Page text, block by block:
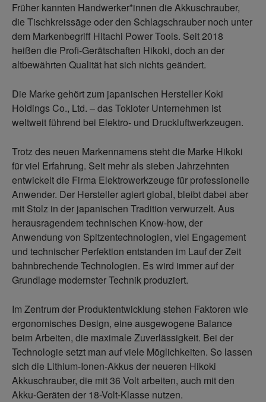
Früher kannten Handwerker*innen die Akkuschrauber,
die Tischkreissäge oder den Schlagschrauber noch unter
dem Markenbegriff Hitachi Power Tools. Seit 2018
heißen die Profi-Gerätschaften Hikoki, doch an der
altbewährten Qualität hat sich nichts geändert.
Die Marke gehört zum japanischen Hersteller Koki
Holdings Co., Ltd. – das Tokioter Unternehmen ist
weltweit führend bei Elektro- und Druckluftwerkzeugen.
Trotz des neuen Markennamens steht die Marke Hikoki
für viel Erfahrung. Seit mehr als sieben Jahrzehnten
entwickelt die Firma Elektrowerkzeuge für professionelle
Anwender. Der Hersteller agiert global, bleibt dabei aber
mit Stolz in der japanischen Tradition verwurzelt. Aus
herausragendem technischen Know-how, der
Anwendung von Spitzentechnologien, viel Engagement
und technischer Perfektion entstanden im Lauf der Zeit
bahnbrechende Technologien. Es wird immer auf der
Grundlage modernster Technik produziert.
Im Zentrum der Produktentwicklung stehen Faktoren wie
ergonomisches Design, eine ausgewogene Balance
beim Arbeiten, die maximale Zuverlässigkeit. Bei der
Technologie setzt man auf viele Möglichkeiten. So lassen
sich die Lithium-Ionen-Akkus der neueren Hikoki
Akkuschrauber, die mit 36 Volt arbeiten, auch mit den
Akku-Geräten der 18-Volt-Klasse nutzen.